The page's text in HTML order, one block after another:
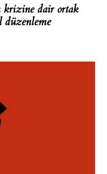
dair ortak
düzenleme